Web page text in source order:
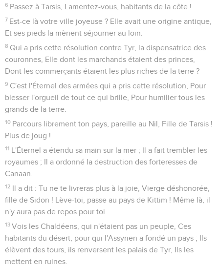
6 Passez à Tarsis, Lamentez-vous, habitants de la côte !
7 Est-ce là votre ville joyeuse ? Elle avait une origine antique,
Et ses pieds la mènent séjourner au loin.
8 Qui a pris cette résolution contre Tyr, la dispensatrice des
couronnes, Elle dont les marchands étaient des princes,
Dont les commerçants étaient les plus riches de la terre ?
9 C'est l'Éternel des armées qui a pris cette résolution, Pour
blesser l'orgueil de tout ce qui brille, Pour humilier tous les
grands de la terre.
10 Parcours librement ton pays, pareille au Nil, Fille de Tarsis !
Plus de joug !
11 L'Éternel a étendu sa main sur la mer ; Il a fait trembler les
royaumes ; Il a ordonné la destruction des forteresses de
Canaan.
12 Il a dit : Tu ne te livreras plus à la joie, Vierge déshonorée,
fille de Sidon ! Lève-toi, passe au pays de Kittim ! Même là, il
n'y aura pas de repos pour toi.
13 Vois les Chaldéens, qui n'étaient pas un peuple, Ces
habitants du désert, pour qui l'Assyrien a fondé un pays ; Ils
élèvent des tours, ils renversent les palais de Tyr, Ils les
mettent en ruines.